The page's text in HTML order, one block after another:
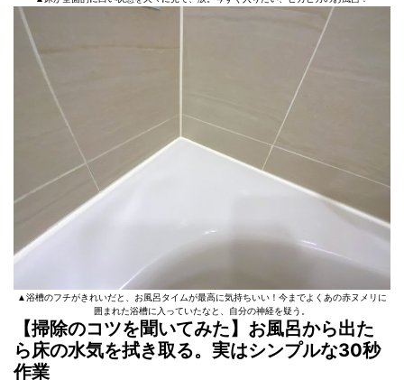
▲浴槽のフチがきれいだと、お風呂タイムが最高に気持ちいい！今までよくあの赤ヌメリに
囲まれた浴槽に入っていたなと、自分の神経を疑う。
【掃除のコツを聞いてみた】お風呂から出た
ら床の水気を拭き取る。実はシンプルな30秒
作業